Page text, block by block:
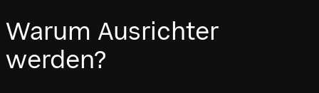
Warum Ausrichter
werden?